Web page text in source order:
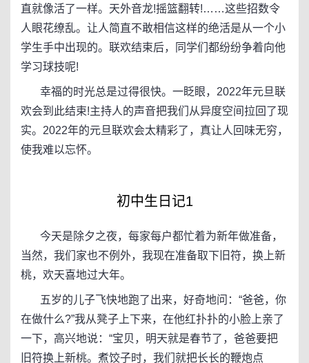
直就像活了一样。天外音龙!摇篮翻转!……这些招数令
人眼花缭乱。让人简直不敢相信这样的绝活是从一个小
学生手中出现的。联欢结束后，同学们都纷纷争着向他
学习球技呢!
幸福的时光总是过得很快。一眨眼，2022年元旦联
欢会到此结束!主持人的声音把我们从异度空间拉回了现
实。2022年的元旦联欢会太精彩了，真让人回味无穷，
使我难以忘怀。
初中生日记1
今天是除夕之夜，每家每户都忙着为新年做准备，
当然，我们家也不例外，我现在准备取下旧符，换上新
桃，欢天喜地过大年。
五岁的儿子飞快地跑了出来，好奇地问：“爸爸，你
在做什么?”我从凳子上下来，在他红扑扑的小脸上亲了
一下，高兴地说：“宝贝，明天就是春节了，爸爸要把
旧符换上新桃。煮饺子时，我们就把长长的鞭炮点